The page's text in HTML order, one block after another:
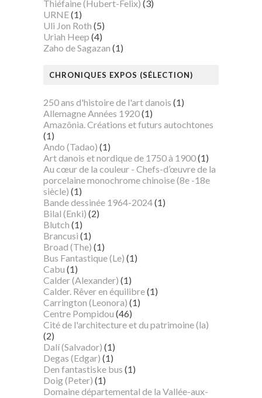
Thiéfaine (Hubert-Felix) (3)
URNE(1)
Uli Jon Roth (5)
Uriah Heep (4)
Zaho de Sagazan (1)
CHRONIQUES EXPOS (SÉLECTION)
250 ans d'histoire de l'art danois (1)
Allemagne Années 1920(1)
Amazônia. Créations et futurs autochtones
(1)
Ando (Tadao) (1)
Art danois et nordique de 1750 à 1900(1)
Au cœur de la couleur - Chefs-d’œuvre de la
porcelaine monochrome chinoise (8e -18e
siècle) (1)
Bande dessinée 1964-2024(1)
Bilal (Enki) (2)
Blutch (1)
Brancusi (1)
Broad (The) (1)
Bus Fantastique (Le) (1)
Cabu (1)
Calder (Alexander) (1)
Calder. Rêver en équilibre(1)
Carrington (Leonora) (1)
Centre Pompidou (46)
Cité de l'architecture et du patrimoine (la)
(2)
Dalí (Salvador) (1)
Degas (Edgar) (1)
Den fantastiske bus (1)
Doig (Peter) (1)
Domaine départemental de la Vallée-aux-